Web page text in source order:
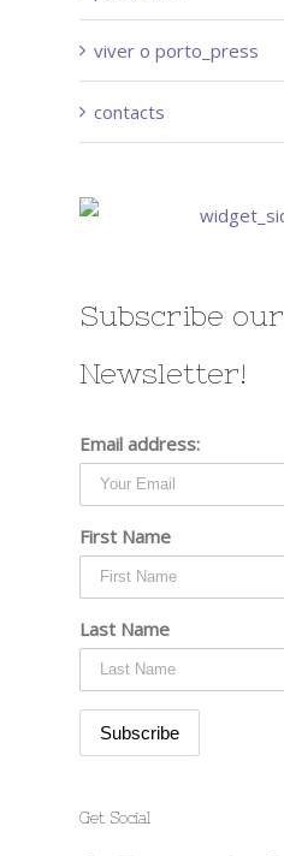
viver o porto_press
contacts
Subscribe our
Newsletter!
Email address:
First Name
Last Name
Get Social